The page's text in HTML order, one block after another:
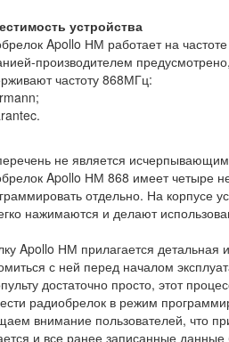
устройства
Apollo НМ работает на
производителем
частоту 868МГц:
не является
Apollo НМ 868 имеет четыре
отдельно. На корпусе
нажимаются и делают
Apollo НМ прилагается
с ней перед началом
достаточно просто, этот
радиобрелок в режим
внимание пользователей, что
и все ранее записанные данные